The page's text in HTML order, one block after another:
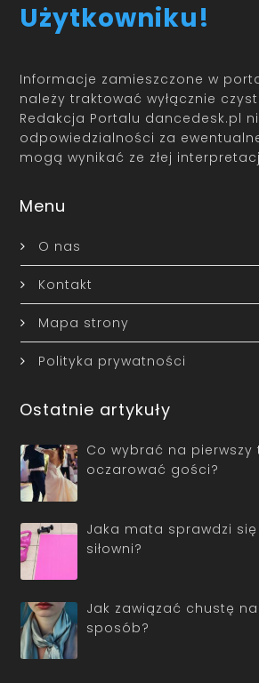
Użytkowniku!
Informacje zamieszczone w
należy traktować wyłącznie
Redakcja Portalu dancedesk.pl
odpowiedzialności za
mogą wynikać ze złej
Menu
O nas
Kontakt
Mapa strony
Polityka prywatności
Ostatnie artykuły
Co wybrać na pierwszy
oczarować gości?
Jaka mata sprawdzi
siłowni?
Jak zawiązać chustę
sposób?